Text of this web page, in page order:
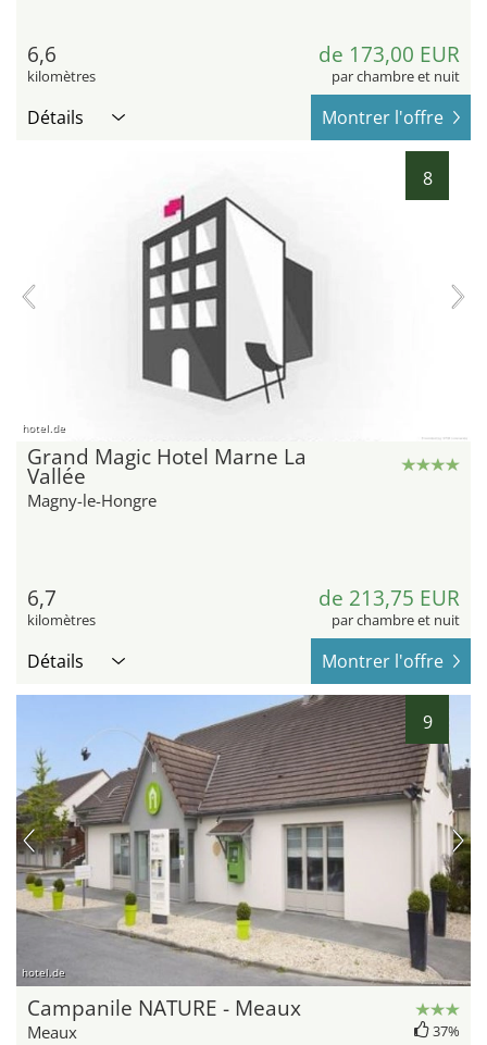
6,6
kilomètres
de 173,00 EUR
par chambre et nuit
Détails Montrer l'offre
8
hotel.de
Grand Magic Hotel Marne La
Vallée
Magny-le-Hongre
6,7
kilomètres
de 213,75 EUR
par chambre et nuit
Détails Montrer l'offre
9
hotel.de
Campanile NATURE - Meaux
Meaux 37%